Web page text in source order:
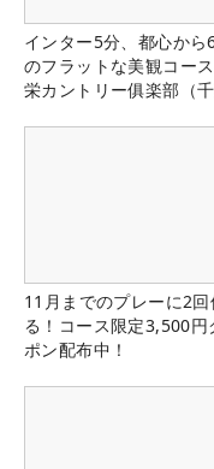
インター5分、都心から
のフラットな美観コー
栄カントリー俱楽部（
11月までのプレーに2回
る！コース限定3,500円
ポン配布中！